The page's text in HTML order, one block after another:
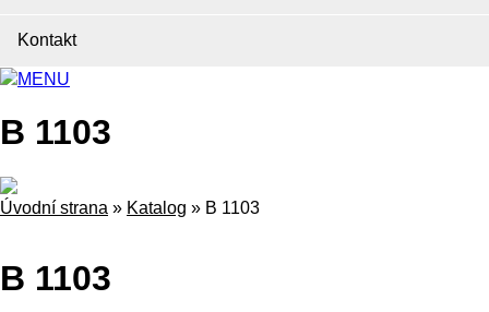
Kontakt
MENU
B 1103
Úvodní strana » Katalog » B 1103
B 1103